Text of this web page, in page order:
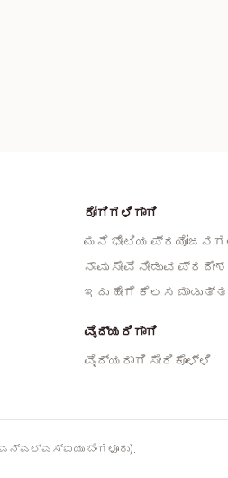
ರೋಗಿಗಳಿಗಾಗಿ
ಮನೆ ಭೇಟಿಯ
ನಾವು ಸೇವೆ ನೀಡುವ
ಇದು ಹೇಗೆ ಕೆಲಸ
ವೈದ್ಯರಿಗಾಗಿ
ವೈದ್ಯರಾಗಿ ಸೇರಿಕೊಳ್ಳಿ
ಬೆಂಗಳೂರು).